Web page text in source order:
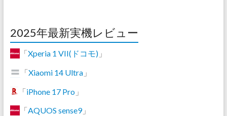
2025年最新実機レビュー
「Xperia 1 VII(ドコモ)」
「Xiaomi 14 Ultra」
「iPhone 17 Pro」
「AQUOS sense9」